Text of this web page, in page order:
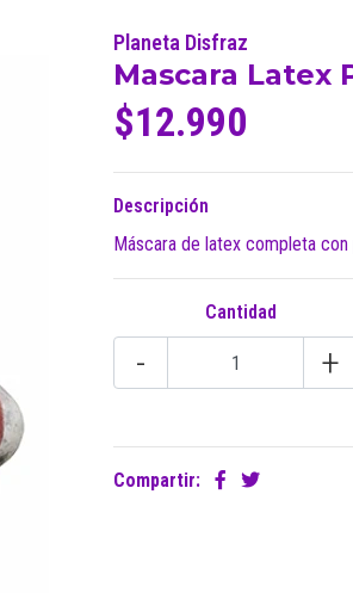
Planeta Disfraz
Mascara Latex
$12.990
Descripción
Máscara de latex completa
Cantidad
- +
Compartir: